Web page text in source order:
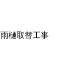
樋取替工事